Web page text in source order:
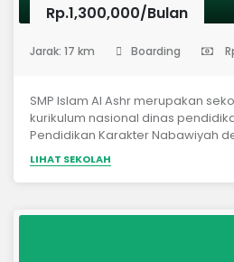
Rp.1,300,000/Bulan
Jarak: 17 km Boarding
SMP Islam Al Ashr merupakan
kurikulum nasional dinas
Pendidikan Karakter Nabawiyah
School.
LIHAT SEKOLAH